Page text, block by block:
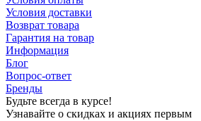
Условия доставки
Возврат товара
Гарантия на товар
Информация
Блог
Вопрос-ответ
Бренды
Будьте всегда в курсе!
Узнавайте о скидках и акциях первым